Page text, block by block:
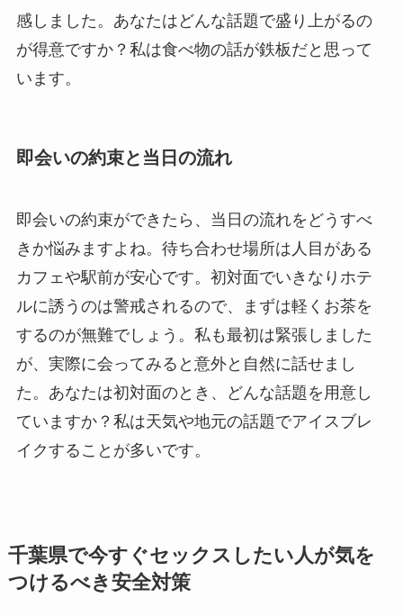
感しました。あなたはどんな話題で盛り上がるの
が得意ですか？私は食べ物の話が鉄板だと思って
います。
即会いの約束と当日の流れ
即会いの約束ができたら、当日の流れをどうすべ
きか悩みますよね。待ち合わせ場所は人目がある
カフェや駅前が安心です。初対面でいきなりホテ
ルに誘うのは警戒されるので、まずは軽くお茶を
するのが無難でしょう。私も最初は緊張しました
が、実際に会ってみると意外と自然に話せまし
た。あなたは初対面のとき、どんな話題を用意し
ていますか？私は天気や地元の話題でアイスブレ
イクすることが多いです。
千葉県で今すぐセックスしたい人が気を
つけるべき安全対策